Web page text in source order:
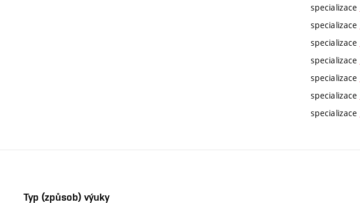
specializace
specializace
specializace
specializace
specializace
specializace
specializace
Typ (způsob) výuky